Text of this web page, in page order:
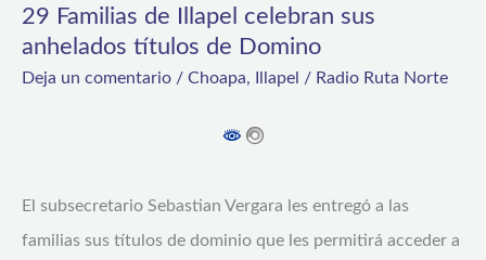
29 Familias de Illapel celebran sus
anhelados títulos de Domino
Deja un comentario / Choapa, Illapel / Radio Ruta Norte
El subsecretario Sebastian Vergara les entregó a las
familias sus títulos de dominio que les permitirá acceder a
Domino